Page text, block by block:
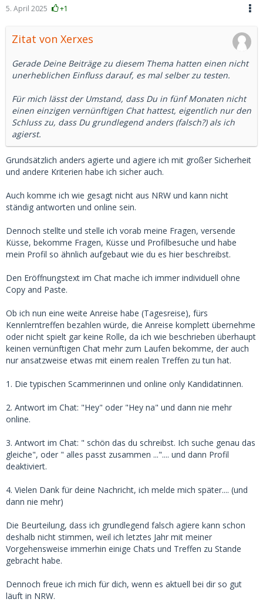
5. April 2025 +1
Zitat von Xerxes
Gerade Deine Beiträge zu diesem Thema hatten einen nicht
unerheblichen Einfluss darauf, es mal selber zu testen.
Für mich lässt der Umstand, dass Du in fünf Monaten nicht
einen einzigen vernünftigen Chat hattest, eigentlich nur den
Schluss zu, dass Du grundlegend anders (falsch?) als ich
agierst.
Grundsätzlich anders agierte und agiere ich mit großer Sicherheit
und andere Kriterien habe ich sicher auch.
Auch komme ich wie gesagt nicht aus NRW und kann nicht
ständig antworten und online sein.
Dennoch stellte und stelle ich vorab meine Fragen, versende
Küsse, bekomme Fragen, Küsse und Profilbesuche und habe
mein Profil so ähnlich aufgebaut wie du es hier beschreibst.
Den Eröffnungstext im Chat mache ich immer individuell ohne
Copy and Paste.
Ob ich nun eine weite Anreise habe (Tagesreise), fürs
Kennlerntreffen bezahlen würde, die Anreise komplett übernehme
oder nicht spielt gar keine Rolle, da ich wie beschrieben überhaupt
keinen vernünftigen Chat mehr zum Laufen bekomme, der auch
nur ansatzweise etwas mit einem realen Treffen zu tun hat.
1. Die typischen Scammerinnen und online only Kandidatinnen.
2. Antwort im Chat: "Hey" oder "Hey na" und dann nie mehr
online.
3. Antwort im Chat: " schön das du schreibst. Ich suche genau das
gleiche", oder " alles passt zusammen ...".... und dann Profil
deaktiviert.
4. Vielen Dank für deine Nachricht, ich melde mich später.... (und
dann nie mehr)
Die Beurteilung, dass ich grundlegend falsch agiere kann schon
deshalb nicht stimmen, weil ich letztes Jahr mit meiner
Vorgehensweise immerhin einige Chats und Treffen zu Stande
gebracht habe.
Dennoch freue ich mich für dich, wenn es aktuell bei dir so gut
läuft in NRW.